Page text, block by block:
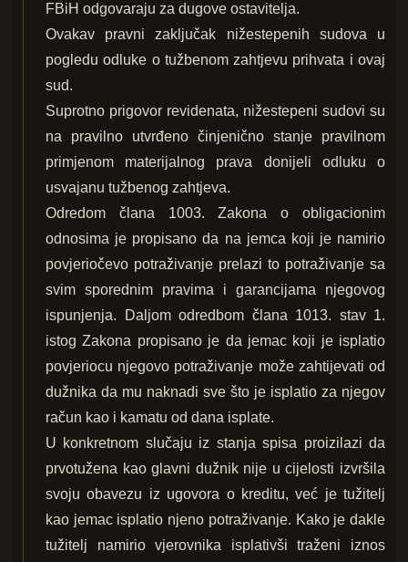
FBiH odgovaraju za dugove ostavitelja.
Ovakav pravni zaključak nižestepenih sudova u
pogledu odluke o tužbenom zahtjevu prihvata i ovaj
sud.
Suprotno prigovor revidenata, nižestepeni sudovi su
na pravilno utvrđeno činjenično stanje pravilnom
primjenom materijalnog prava donijeli odluku o
usvajanu tužbenog zahtjeva.
Odredom člana 1003. Zakona o obligacionim
odnosima je propisano da na jemca koji je namirio
povjeriočevo potraživanje prelazi to potraživanje sa
svim sporednim pravima i garancijama njegovog
ispunjenja. Daljom odredbom člana 1013. stav 1.
istog Zakona propisano je da jemac koji je isplatio
povjeriocu njegovo potraživanje može zahtijevati od
dužnika da mu naknadi sve što je isplatio za njegov
račun kao i kamatu od dana isplate.
U konkretnom slučaju iz stanja spisa proizilazi da
prvotužena kao glavni dužnik nije u cijelosti izvršila
svoju obavezu iz ugovora o kreditu, već je tužitelj
kao jemac isplatio njeno potraživanje. Kako je dakle
tužitelj namirio vjerovnika isplativši traženi iznos